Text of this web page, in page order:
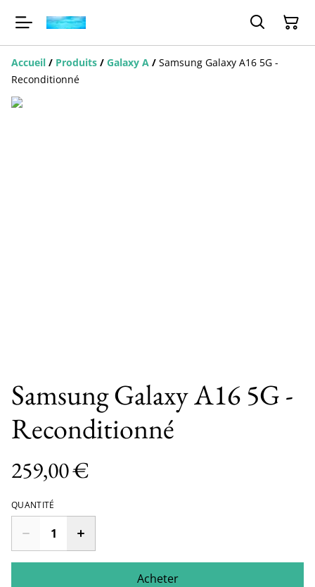
Accueil / Produits / Galaxy A / Samsung Galaxy A16 5G -
Reconditionné
Samsung Galaxy A16 5G -
Reconditionné
259,00 €
QUANTITÉ
Acheter